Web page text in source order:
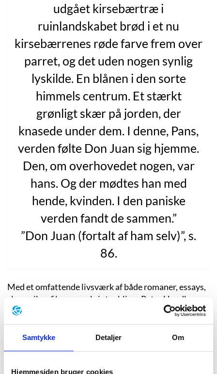
Samtykke Detaljer Om
Hjemmesiden bruger cookies
udgået kirsebærtræ i
ruinlandskabet brød i et nu
kirsebærrenes røde farve frem over
parret, og det uden nogen synlig
lyskilde. En blånen i den sorte
himmels centrum. Et stærkt
grønligt skær på jorden, der
knasede under dem. I denne, Pans,
verden følte Don Juan sig hjemme.
Den, om overhovedet nogen, var
hans. Og der mødtes han med
hende, kvinden. I den paniske
verden fandt de sammen.”
”Don Juan (fortalt af ham selv)”, s.
86.
Med et omfattende livsværk af både romaner, essays,
skuespil og filmmanuskripter bliver Peter Handke
fejret som en af Europas allerstørste nulevende
forfattere.Peter Handke er i dag bosiddende lidt uden
for Paris, men han blev født i Østrig
under Anden
i den lille provinsby Griffen. I sin tale i forbindelse med